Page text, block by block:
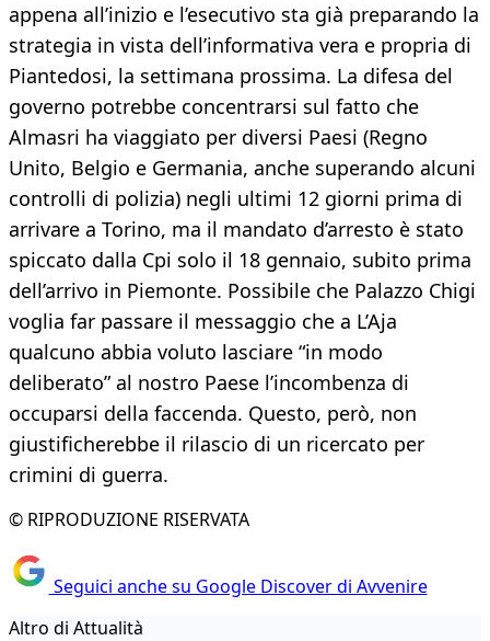
appena all’inizio e l’esecutivo sta già preparando la
strategia in vista dell’informativa vera e propria di
Piantedosi, la settimana prossima. La difesa del
governo potrebbe concentrarsi sul fatto che
Almasri ha viaggiato per diversi Paesi (Regno
Unito, Belgio e Germania, anche superando alcuni
controlli di polizia) negli ultimi 12 giorni prima di
arrivare a Torino, ma il mandato d’arresto è stato
spiccato dalla Cpi solo il 18 gennaio, subito prima
dell’arrivo in Piemonte. Possibile che Palazzo Chigi
voglia far passare il messaggio che a L’Aja
qualcuno abbia voluto lasciare “in modo
deliberato” al nostro Paese l’incombenza di
occuparsi della faccenda. Questo, però, non
giustificherebbe il rilascio di un ricercato per
crimini di guerra.
© RIPRODUZIONE RISERVATA
Seguici anche su Google Discover di Avvenire
Altro di Attualità